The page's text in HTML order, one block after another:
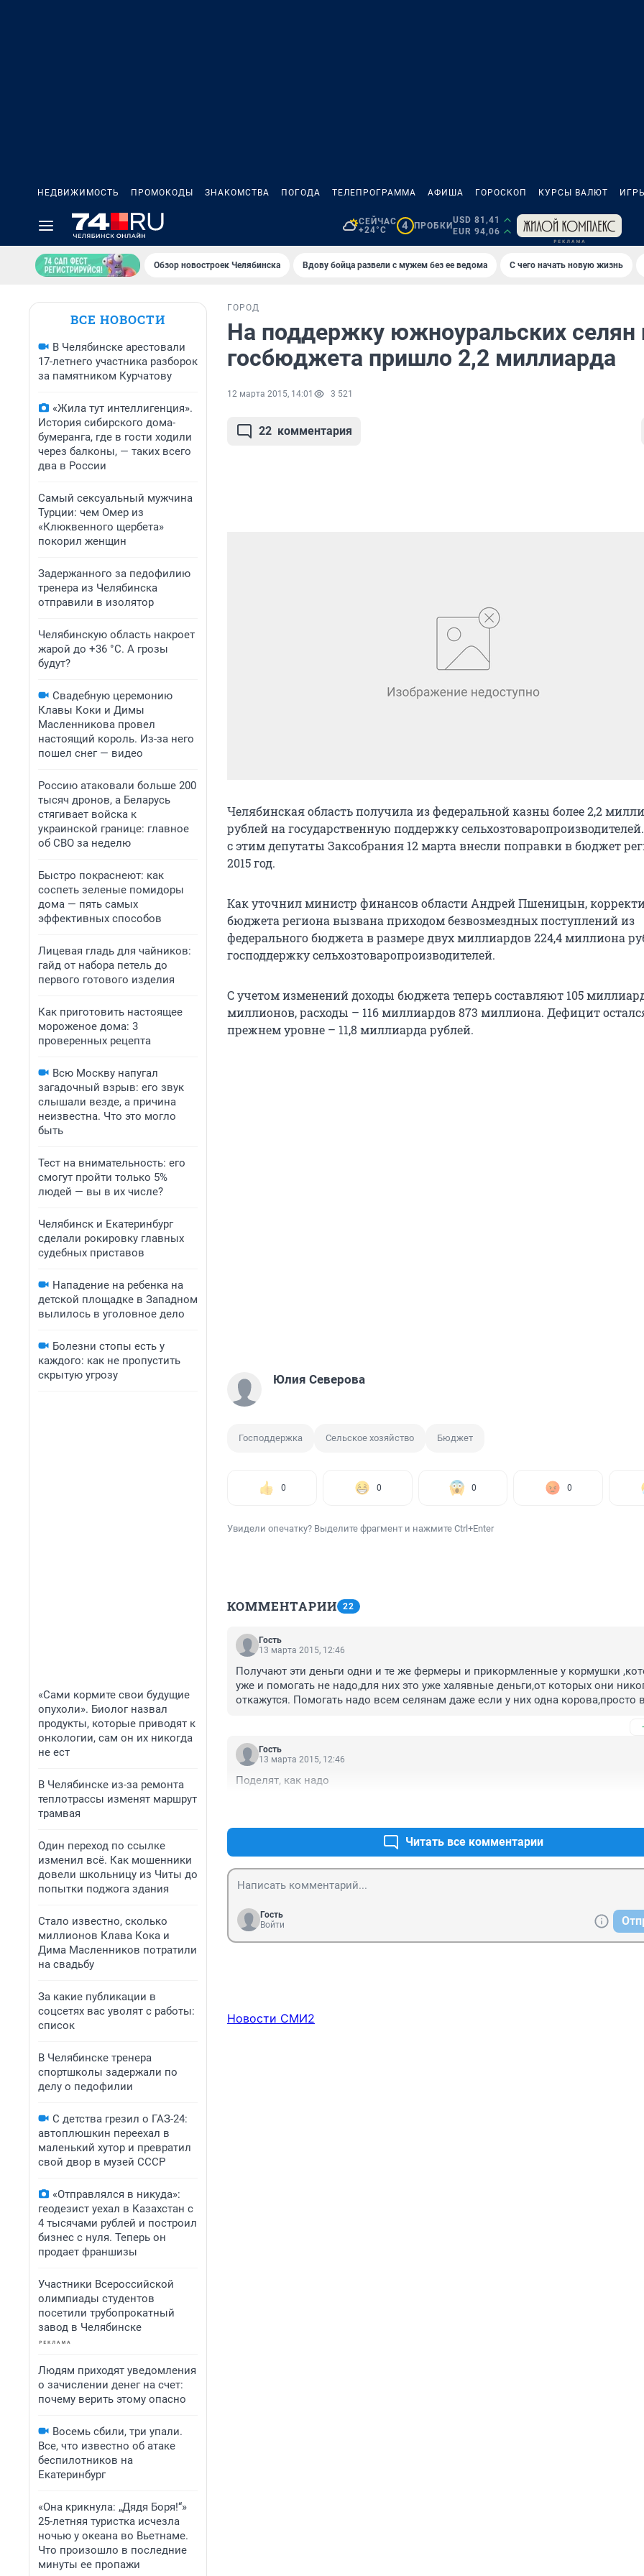
НЕДВИЖИМОСТЬ ПРОМОКОДЫ ЗНАКОМСТВА ПОГОДА ТЕЛЕПРОГРАММА АФИША ГОРОСКОП КУРСЫ ВАЛЮТ
СЕЙЧАС
+24°C
4 ПРОБКИ
USD 81,41
EUR 94,06
Обзор новостроек Челябинска Вдову бойца развели с мужем без ее ведома С чего начать новую жизнь
ВСЕ НОВОСТИ
В Челябинске арестовали
17-летнего участника разборок
за памятником Курчатову
«Жила тут интеллигенция».
История сибирского дома-
бумеранга, где в гости ходили
через балконы, — таких всего
два в России
Самый сексуальный мужчина
Турции: чем Омер из
«Клюквенного щербета»
покорил женщин
Задержанного за педофилию
тренера из Челябинска
отправили в изолятор
Челябинскую область накроет
жарой до +36 °C. А грозы
будут?
Свадебную церемонию
Клавы Коки и Димы
Масленникова провел
настоящий король. Из-за него
пошел снег — видео
Россию атаковали больше 200
тысяч дронов, а Беларусь
стягивает войска к
украинской границе: главное
об СВО за неделю
Быстро покраснеют: как
соспеть зеленые помидоры
дома — пять самых
эффективных способов
Лицевая гладь для чайников:
гайд от набора петель до
первого готового изделия
Как приготовить настоящее
мороженое дома: 3
проверенных рецепта
Всю Москву напугал
загадочный взрыв: его звук
слышали везде, а причина
неизвестна. Что это могло
быть
Тест на внимательность: его
смогут пройти только 5%
людей — вы в их числе?
Челябинск и Екатеринбург
сделали рокировку главных
судебных приставов
Нападение на ребенка на
детской площадке в Западном
вылилось в уголовное дело
Болезни стопы есть у
каждого: как не пропустить
скрытую угрозу
«Сами кормите свои будущие
опухоли». Биолог назвал
продукты, которые приводят к
онкологии, сам он их никогда
не ест
В Челябинске из-за ремонта
теплотрассы изменят маршрут
трамвая
Один переход по ссылке
изменил всё. Как мошенники
довели школьницу из Читы до
попытки поджога здания
Стало известно, сколько
миллионов Клава Кока и
Дима Масленников потратили
на свадьбу
За какие публикации в
соцсетях вас уволят с работы:
список
В Челябинске тренера
спортшколы задержали по
делу о педофилии
С детства грезил о ГАЗ-24:
автоплюшкин переехал в
маленький хутор и превратил
свой двор в музей СССР
«Отправлялся в никуда»:
геодезист уехал в Казахстан с
4 тысячами рублей и построил
бизнес с нуля. Теперь он
продает франшизы
Участники Всероссийской
олимпиады студентов
посетили трубопрокатный
завод в Челябинске
Людям приходят уведомления
о зачислении денег на счет:
почему верить этому опасно
Восемь сбили, три упали.
Все, что известно об атаке
беспилотников на
Екатеринбург
«Она крикнула: „Дядя Боря!“»
25-летняя туристка исчезла
ночью у океана во Вьетнаме.
Что произошло в последние
минуты ее пропажи
ГОРОД
На поддержку южноуральских селян
госбюджета пришло 2,2 миллиарда
12 марта 2015, 14:01 3 521
22 комментария
Челябинская область получила из федеральной казны более 2,2
рублей на государственную поддержку
с этим депутаты Заксобрания 12 марта внесли поправки в бюджет
2015 год.
Как уточнил министр финансов области Андрей Пшеницын,
бюджета региона вызвана приходом безвозмездных поступлений из
федерального бюджета в размере двух миллиардов 224,4 миллиона
господдержку сельхозтоваропроизводителей.
С учетом изменений доходы бюджета теперь составляют 105
миллионов, расходы – 116 миллиардов 873 миллиона. Дефицит
прежнем уровне – 11,8 миллиарда рублей.
Юлия Северова
Господдержка Сельское хозяйство Бюджет
0 0 0 0
Увидели опечатку? Выделите фрагмент и нажмите Ctrl+Enter
КОММЕНТАРИИ 22
Гость
13 марта 2015, 12:46
Получают эти деньги одни и те же фермеры и прикормленные у кормушки
уже и помогать не надо,для них это уже халявные деньги,от которых они
откажутся. Помогать надо всем селянам даже если у них одна корова,просто
комментариев действительно могут уйти на сомнительные долги.
Гость
13 марта 2015, 12:46
Поделят, как надо
Читать все комментарии
Гость
Войти
Новости СМИ2